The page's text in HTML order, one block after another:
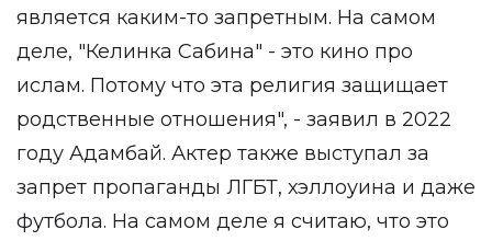
является каким-то запретным. На самом
деле, "Келинка Сабина" - это кино про
ислам. Потому что эта религия защищает
родственные отношения", - заявил в 2022
году Адамбай. Актер также выступал за
запрет пропаганды ЛГБТ, хэллоуина и даже
футбола. На самом деле я считаю, что это